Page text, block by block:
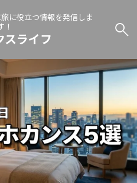
に役立つ情報を発信しま
！
スライフ